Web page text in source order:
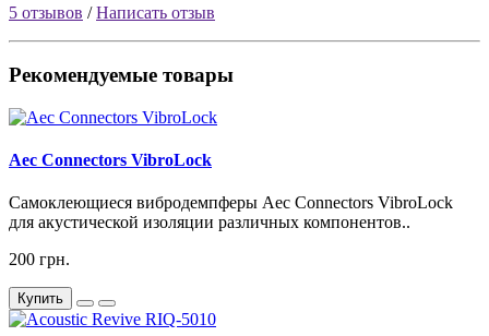
5 отзывов /Написать отзыв
Рекомендуемые товары
Aec Connectors VibroLock
Самоклеющиеся вибродемпферы Aec Connectors VibroLock
для акустической изоляции различных компонентов..
200 грн.
Купить